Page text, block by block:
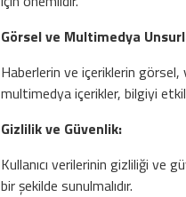
Görsel ve Multimedya
Haberlerin ve içeriklerin görsel,
multimedya içerikler, bilgiyi
Gizlilik ve Güvenlik:
Kullanıcı verilerinin gizliliği ve
bir şekilde sunulmalıdır.